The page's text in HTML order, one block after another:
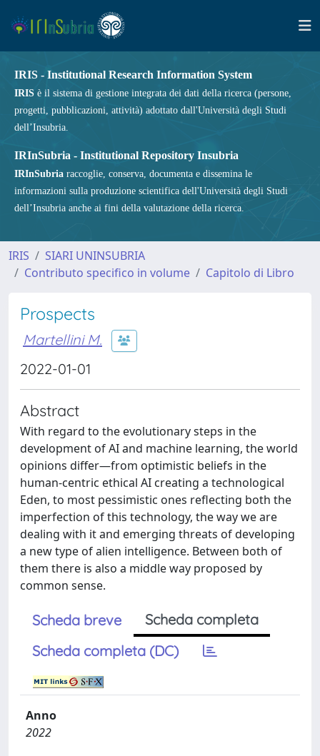
IRIS - Institutional Research Information System
IRIS è il sistema di gestione integrata dei dati della ricerca (persone,
progetti, pubblicazioni, attività) adottato dall'Università degli Studi
dell’Insubria.
IRInSubria - Institutional Repository Insubria
IRInSubria raccoglie, conserva, documenta e dissemina le
informazioni sulla produzione scientifica dell'Università degli Studi
dell’Insubria anche ai fini della valutazione della ricerca.
IRIS
SIARI UNINSUBRIA
Contributo specifico in volume
Capitolo di Libro
Prospects
Martellini M.
2022-01-01
Abstract
With regard to the evolutionary steps in the
development of AI and machine learning, the world
opinions differ—from optimistic beliefs in the
human-centric ethical AI creating a technological
Eden, to most pessimistic ones reflecting both the
imperfection of this technology, the way we are
dealing with it and emerging threats of developing
a new type of alien intelligence. Between both of
them there is also a middle way proposed by
common sense.
Scheda breve
Scheda completa
Scheda completa (DC)
Anno
2022